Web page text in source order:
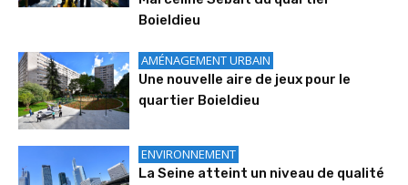
Boieldieu
AMÉNAGEMENT URBAIN
Une nouvelle aire de jeux pour le
quartier Boieldieu
ENVIRONNEMENT
La Seine atteint un niveau de qualité